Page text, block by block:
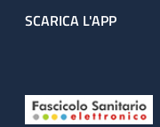
SCARICA L'APP